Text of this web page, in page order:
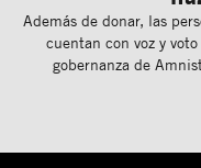
Además de donar, las
cuentan con voz y
gobernanza de